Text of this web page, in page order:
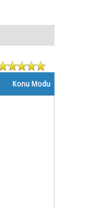
Konu Modu